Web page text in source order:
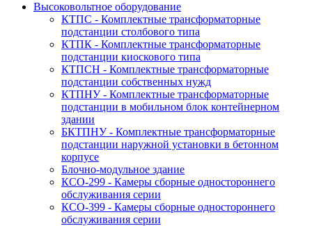
Высоковольтное оборудование
КТПС - Комплектные трансформаторные
подстанции столбового типа
КТПК - Комплектные трансформаторные
подстанции киоскового типа
КТПСН - Комплектные трансформаторные
подстанции собственных нужд
КТПНУ - Комплектные трансформаторные
подстанции в мобильном блок контейнерном
здании
БКТПНУ - Комплектные трансформаторные
подстанции наружной установки в бетонном
корпусе
Блочно-модульное здание
КСО-299 - Камеры сборные одностороннего
обслуживания серии
КСО-399 - Камеры сборные одностороннего
обслуживания серии